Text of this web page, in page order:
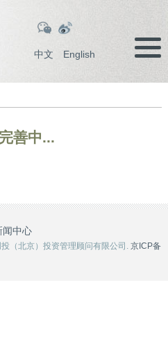
中文 English
善中...
闻中心
（北京）投资管理顾问有限公司. 京ICP备